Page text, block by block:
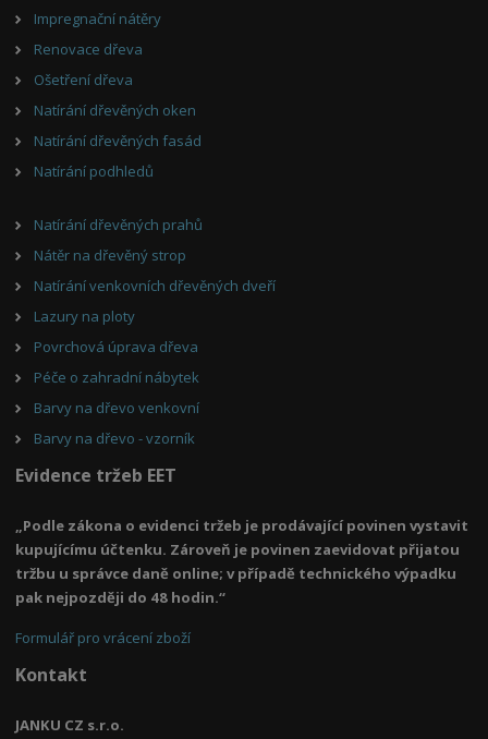
Impregnační nátěry
Renovace dřeva
Ošetření dřeva
Natírání dřevěných oken
Natírání dřevěných fasád
Natírání podhledů
Natírání dřevěných prahů
Nátěr na dřevěný strop
Natírání venkovních dřevěných dveří
Lazury na ploty
Povrchová úprava dřeva
Péče o zahradní nábytek
Barvy na dřevo venkovní
Barvy na dřevo - vzorník
Evidence tržeb EET
„Podle zákona o evidenci tržeb je prodávající povinen vystavit
kupujícímu účtenku. Zároveň je povinen zaevidovat přijatou
tržbu u správce daně online; v případě technického výpadku
pak nejpozději do 48 hodin.“
Formulář pro vrácení zboží
Kontakt
JANKU CZ s.r.o.